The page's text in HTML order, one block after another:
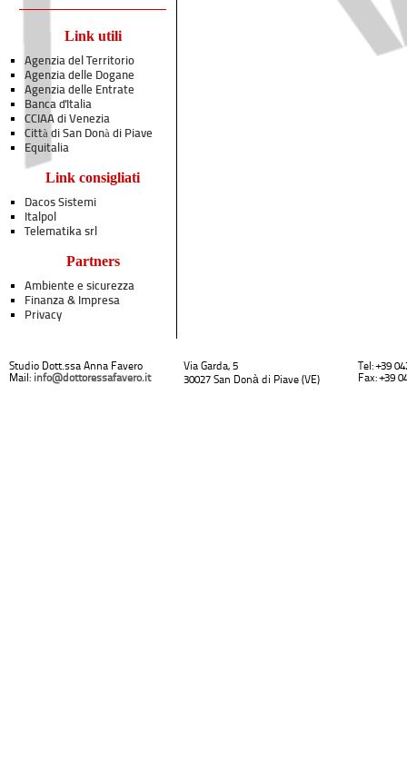
Link utili
Agenzia del Territorio
Agenzia delle Dogane
Agenzia delle Entrate
Banca d'Italia
CCIAA di Venezia
Città di San Donà di Piave
Equitalia
Link consigliati
Dacos Sistemi
Italpol
Telematika srl
Partners
Ambiente e sicurezza
Finanza & Impresa
Privacy
Studio Dott.ssa Anna Favero
Mail: info@dottoressafavero.it
Via Garda, 5
30027 San Donà di Piave (VE)
Tel: +39
Fax: +39